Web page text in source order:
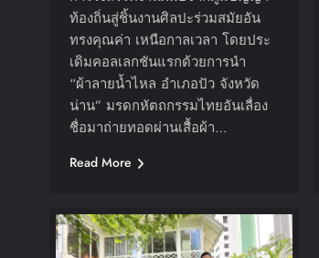
ท้องถิ่นสู่ชิ้นงานศิลปะร่วมสมัยอัน
ทรงคุณค่า เหนือกาลเวลา โดยประ
เดิมคอลเลกชันแรกด้วยการนำ
“ผ้าลายน้ำไหล อำเภอปัว จังหวัด
น่าน” มรดกหัตถกรรมไทยอันเลื่อง
ชื่อมาถ่ายทอดผ่านเสื้อผ้า…
Read More